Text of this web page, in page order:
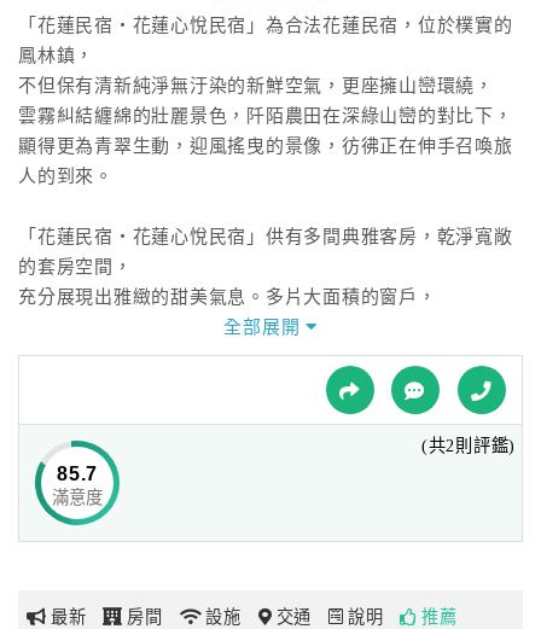
訂
房
HOT
特
色
宿
球
網
玩
「花蓮民宿‧花蓮心悅民宿」為合法花蓮民宿，位於樸實的
鳳林鎮，
不但保有清新純淨無汙染的新鮮空氣，更座擁山巒環繞，
雲霧糾結纏綿的壯麗景色，阡陌農田在深綠山巒的對比下，
顯得更為青翠生動，迎風搖曳的景像，彷彿正在伸手召喚旅
人的到來。
「花蓮民宿‧花蓮心悅民宿」供有多間典雅客房，乾淨寬敞
的套房空間，
充分展現出雅緻的甜美氣息。多片大面積的窗戶，
將窗外的田園綠意和清翠山景展露無遺，
更讓戶外的明亮陽光也映照入內，不但增添了房內的清新意
全部展開
85.7
滿意度
(共2則評鑑)
最新 房間 設施 交通 說明 推薦